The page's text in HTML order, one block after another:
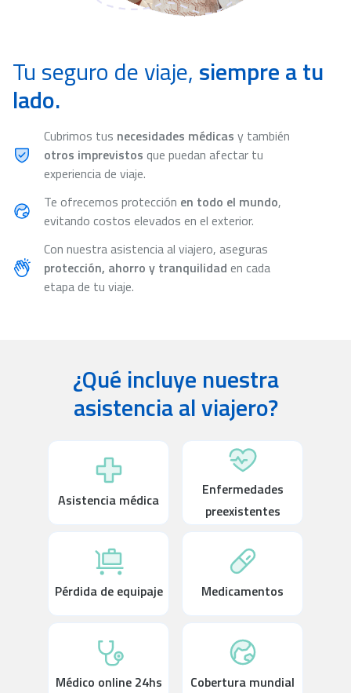
Tu seguro de viaje, siempre a tu
lado.
Cubrimos tus necesidades médicas y también
otros imprevistos que puedan afectar tu
experiencia de viaje.
Te ofrecemos protección en todo el mundo,
evitando costos elevados en el exterior.
Con nuestra asistencia al viajero, aseguras
protección, ahorro y tranquilidad en cada
etapa de tu viaje.
¿Qué incluye nuestra
asistencia al viajero?
Asistencia médica
Enfermedades
preexistentes
Pérdida de equipaje Medicamentos
Médico online 24hs Cobertura mundial